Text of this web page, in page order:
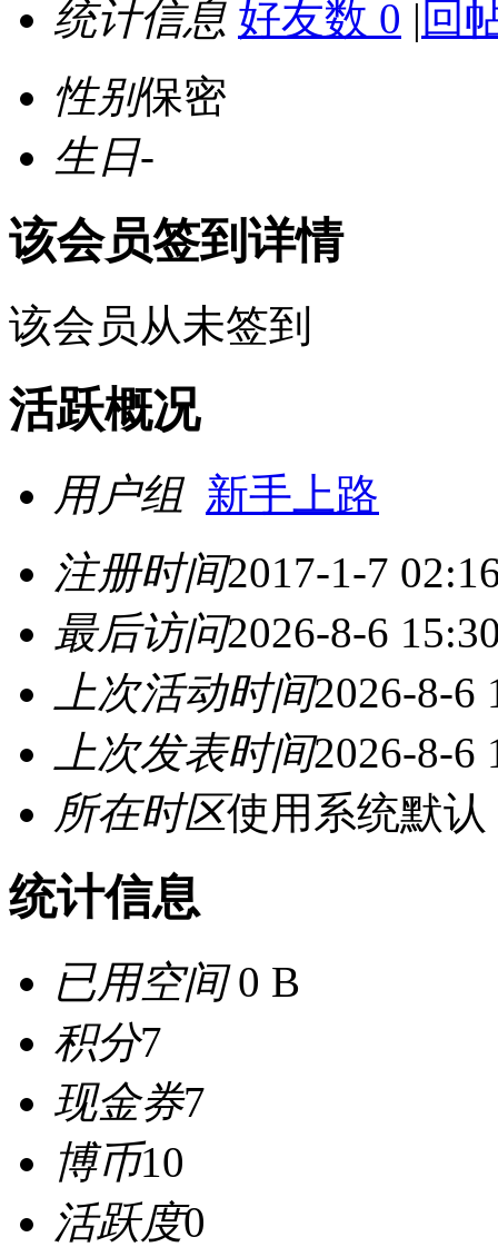
统计信息 好友数 0 | 回
性别保密
生日-
该会员签到详情
该会员从未签到
活跃概况
用户组 新手上路
注册时间2017-1-7
最后访问2026-8-6
上次活动时间2026-8-6
上次发表时间2026-8-6
所在时区使用系统默认
统计信息
已用空间0 B
积分7
现金券7
博币10
活跃度0